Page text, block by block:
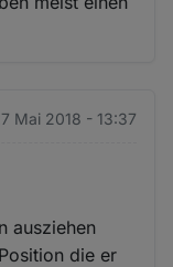
Mai 2018 - 13:37
ausziehen
die er